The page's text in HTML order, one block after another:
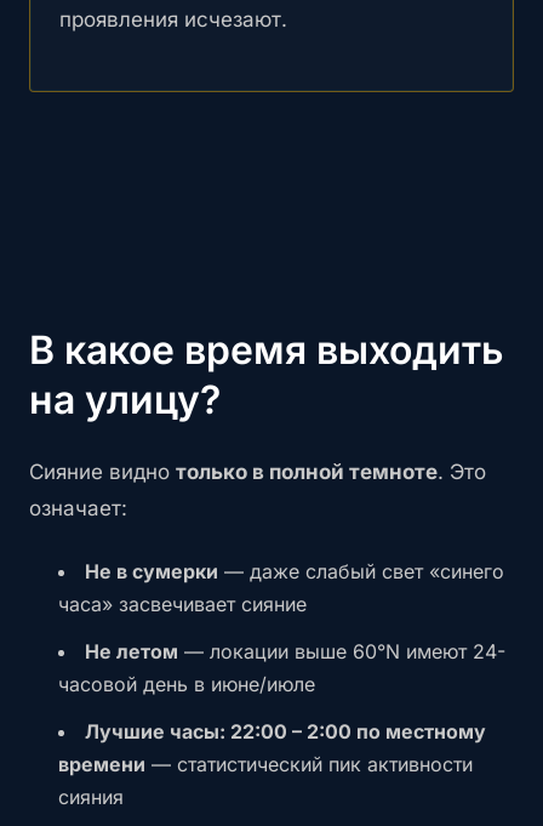
проявления исчезают.
В какое время выходить
на улицу?
Сияние видно только в полной темноте. Это
означает:
Не в сумерки — даже слабый свет «синего
часа» засвечивает сияние
Не летом — локации выше 60°N имеют 24-
часовой день в июне/июле
Лучшие часы: 22:00 – 2:00 по местному
времени — статистический пик активности
сияния